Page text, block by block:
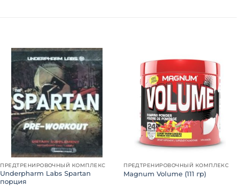
Добавить
в список
желаний
ПРЕДТРЕНИРОВОЧНЫЙ КОМПЛЕКС
Underpharm Labs Spartan
порция
Добавить
в список
желаний
ПРЕДТРЕНИРОВОЧНЫЙ КОМПЛЕКС
Magnum Volume (111 гр)